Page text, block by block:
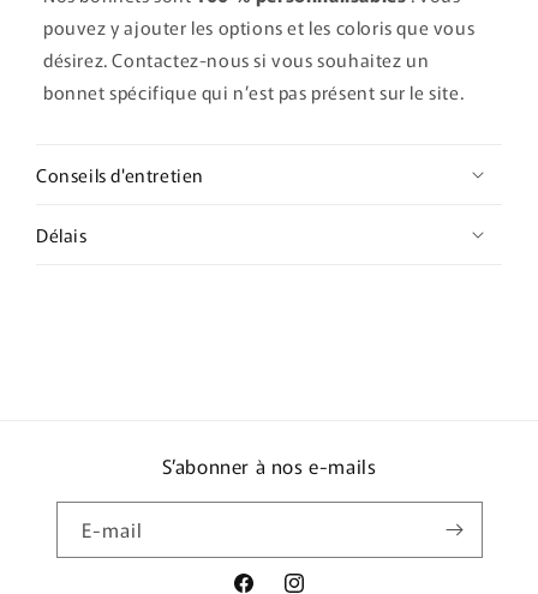
pouvez y ajouter les options et les coloris que vous
désirez. Contactez-nous si vous souhaitez un
bonnet spécifique qui n’est pas présent sur le site.
Conseils d'entretien
Délais
S’abonner à nos e-mails
E-mail